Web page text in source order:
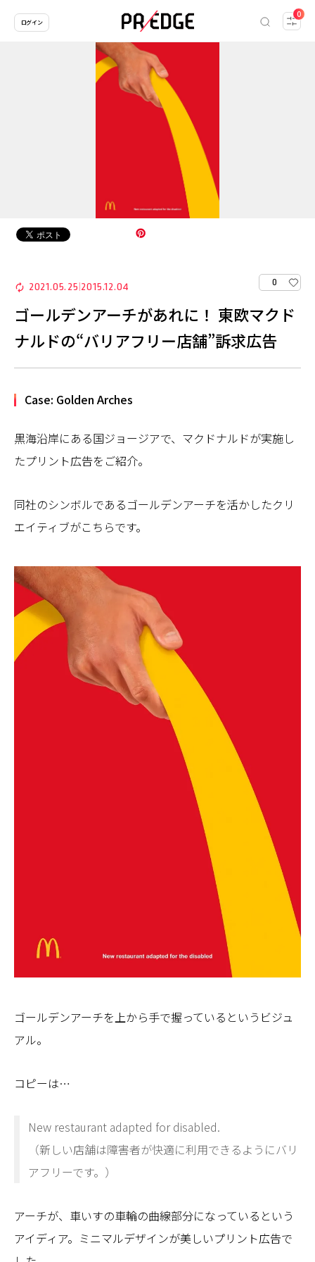
0
ログイン
2021.05.25 2015.12.04 0
ゴールデンアーチがあれに！ 東欧マクド
ナルドの“バリアフリー店舗”訴求広告
Case: Golden Arches
黒海沿岸にある国ジョージアで、マクドナルドが実施し
たプリント広告をご紹介。
同社のシンボルであるゴールデンアーチを活かしたクリ
エイティブがこちらです。
ゴールデンアーチを上から手で握っているというビジュ
アル。
コピーは…
New restaurant adapted for disabled.
（新しい店舗は障害者が快適に利用できるようにバリ
アフリーです。）
アーチが、車いすの車輪の曲線部分になっているという
アイディア。ミニマルデザインが美しいプリント広告で